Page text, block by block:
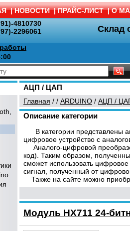
| НОВОСТИ | ПРАЙС-ЛИСТ | О
4810730
2296061
Склад
АЦП / ЦАП
Главная / / ARDUINO / АЦП /
Описание категории
В категории представлены
цифровое устройство с
Аналого-цифровой
код). Таким образом,
сможет использовать
сигнал, полученный от
Также на сайте можно
Модуль HX711 24-